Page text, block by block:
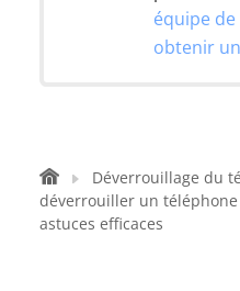
équipe
obtenir
Déverrouillage du
déverrouiller un téléphone
astuces efficaces